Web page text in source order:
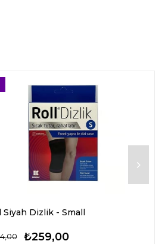
Siyah Dizlik - Small
₺259,00